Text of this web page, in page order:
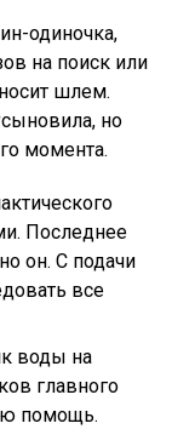
одиночка,
на поиск или
шлем.
но
момента.
Последнее
он. С подачи
все
воды на
главного
помощь.